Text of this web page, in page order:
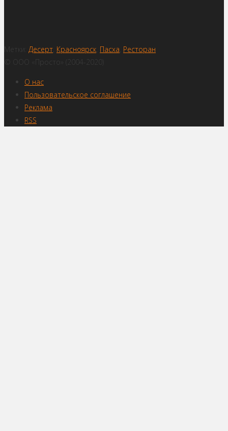
Метки: Десерт Красноярск Пасха Ресторан
© ООО «Просто» (2004-2020)
О нас
Пользовательское соглашение
Реклама
RSS